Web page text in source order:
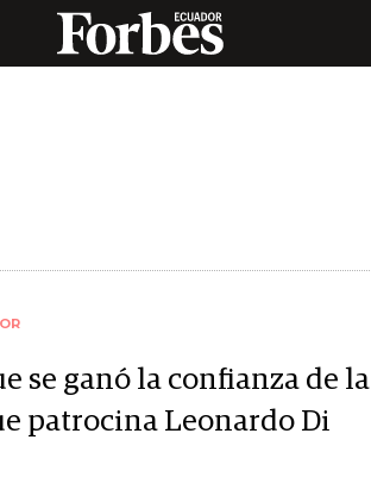
se ganó la confianza de la
patrocina Leonardo Di